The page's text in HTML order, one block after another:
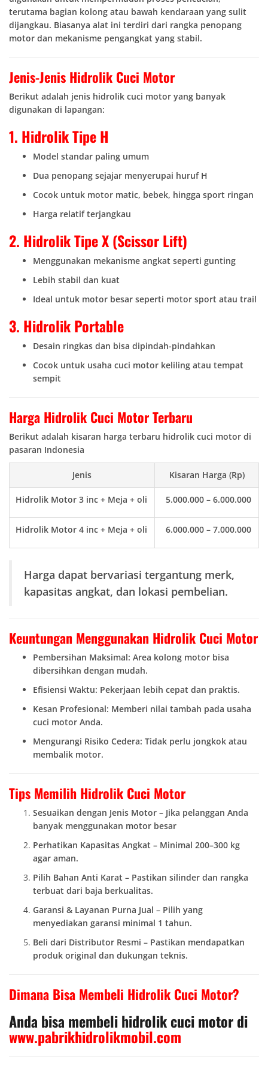
terutama bagian kolong atau bawah kendaraan yang sulit
dijangkau. Biasanya alat ini terdiri dari rangka penopang
motor dan mekanisme pengangkat yang stabil.
Jenis-Jenis Hidrolik Cuci Motor
Berikut adalah jenis hidrolik cuci motor yang banyak
digunakan di lapangan:
1. Hidrolik Tipe H
Model standar paling umum
Dua penopang sejajar menyerupai huruf H
Cocok untuk motor matic, bebek, hingga sport ringan
Harga relatif terjangkau
2. Hidrolik Tipe X (Scissor Lift)
Menggunakan mekanisme angkat seperti gunting
Lebih stabil dan kuat
Ideal untuk motor besar seperti motor sport atau trail
3. Hidrolik Portable
Desain ringkas dan bisa dipindah-pindahkan
Cocok untuk usaha cuci motor keliling atau tempat
sempit
Harga Hidrolik Cuci Motor Terbaru
Berikut adalah kisaran harga terbaru hidrolik cuci motor di
pasaran Indonesia
Jenis Kisaran Harga (Rp)
Hidrolik Motor 3 inc + Meja + oli 5.000.000 – 6.000.000
Hidrolik Motor 4 inc + Meja + oli 6.000.000 – 7.000.000
Harga dapat bervariasi tergantung merk,
kapasitas angkat, dan lokasi pembelian.
Keuntungan Menggunakan Hidrolik Cuci Motor
Pembersihan Maksimal: Area kolong motor bisa
dibersihkan dengan mudah.
Efisiensi Waktu: Pekerjaan lebih cepat dan praktis.
Kesan Profesional: Memberi nilai tambah pada usaha
cuci motor Anda.
Mengurangi Risiko Cedera: Tidak perlu jongkok atau
membalik motor.
Tips Memilih Hidrolik Cuci Motor
Sesuaikan dengan Jenis Motor – Jika pelanggan Anda
banyak menggunakan motor besar
Perhatikan Kapasitas Angkat – Minimal 200–300 kg
agar aman.
Pilih Bahan Anti Karat – Pastikan silinder dan rangka
terbuat dari baja berkualitas.
Garansi & Layanan Purna Jual – Pilih yang
menyediakan garansi minimal 1 tahun.
Beli dari Distributor Resmi – Pastikan mendapatkan
produk original dan dukungan teknis.
Dimana Bisa Membeli Hidrolik Cuci Motor?
Anda bisa membeli hidrolik cuci motor di
www.pabrikhidrolikmobil.com